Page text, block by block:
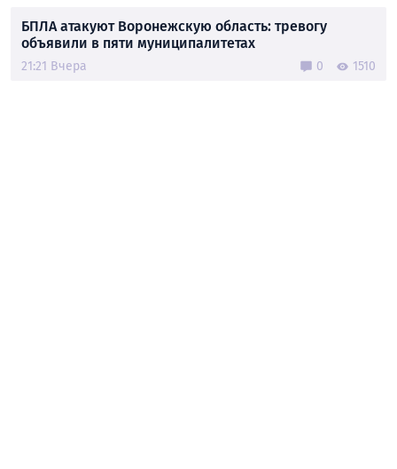
БПЛА атакуют Воронежскую область: тревогу
объявили в пяти муниципалитетах
21:21 Вчера 0 1510